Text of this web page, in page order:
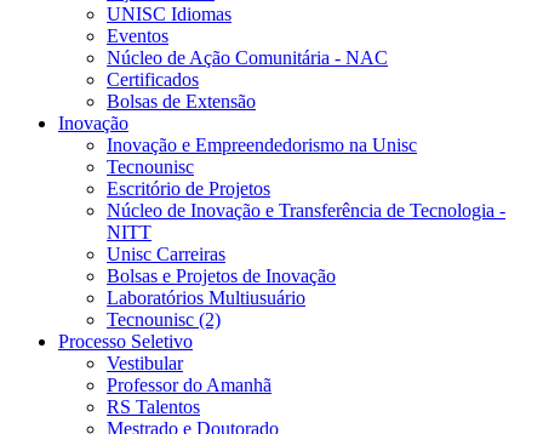
UNISC Idiomas
Eventos
Núcleo de Ação Comunitária - NAC
Certificados
Bolsas de Extensão
Inovação
Inovação e Empreendedorismo na Unisc
Tecnounisc
Escritório de Projetos
Núcleo de Inovação e Transferência de Tecnologia -
NITT
Unisc Carreiras
Bolsas e Projetos de Inovação
Laboratórios Multiusuário
Tecnounisc (2)
Processo Seletivo
Vestibular
Professor do Amanhã
RS Talentos
Mestrado e Doutorado